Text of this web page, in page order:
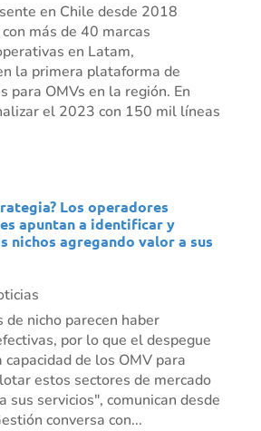
en Chile desde 2018
más de 40 marcas
en Latam,
la primera plataforma de
para OMVs en la región. En
el 2023 con 150 mil líneas
Los operadores
apuntan a identificar y
nichos agregando valor a sus
nicho parecen haber
por lo que el despegue
de los OMV para
estos sectores de mercado
sus servicios", comunican desde
conversa con...